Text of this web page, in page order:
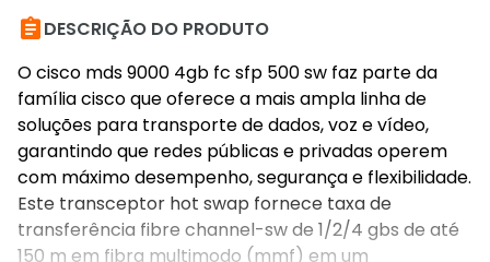
DESCRIÇÃO DO PRODUTO
O cisco mds 9000 4gb fc sfp 500 sw faz parte da
família cisco que oferece a mais ampla linha de
soluções para transporte de dados, voz e vídeo,
garantindo que redes públicas e privadas operem
com máximo desempenho, segurança e flexibilidade.
Este transceptor hot swap fornece taxa de
transferência fibre channel-sw de 1/2/4 gbs de até
150 m em fibra multimodo (mmf) em um